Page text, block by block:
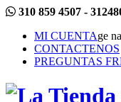
310 859 4507 -
MI CUENTAge
CONTACTENOS
PREGUNTAS